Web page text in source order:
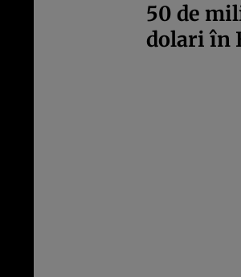
50 de
dolari în